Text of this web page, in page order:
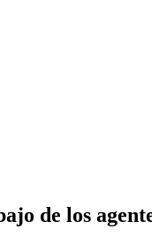
de los